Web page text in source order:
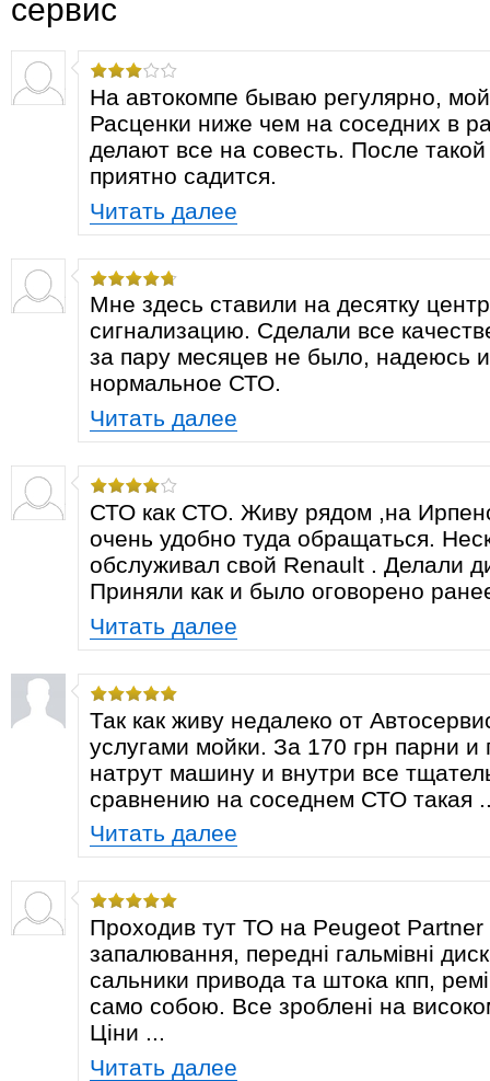
сервис
На автокомпе бываю регулярно,
Расценки ниже чем на соседних в
делают все на совесть. После
приятно садится.
Читать далее
Мне здесь ставили на десятку
сигнализацию. Сделали все
за пару месяцев не было, надеюсь
нормальное СТО.
Читать далее
СТО как СТО. Живу рядом ,на
очень удобно туда обращаться.
обслуживал свой Renault . Делали
Приняли как и было оговорено
Читать далее
Так как живу недалеко от
услугами мойки. За 170 грн парни
натрут машину и внутри все
сравнению на соседнем СТО такая
Читать далее
Проходив тут ТО на Peugeot Partner
запалювання, передні гальмівні
сальники привода та штока кпп,
само собою. Все зроблені на
Ціни ...
Читать далее